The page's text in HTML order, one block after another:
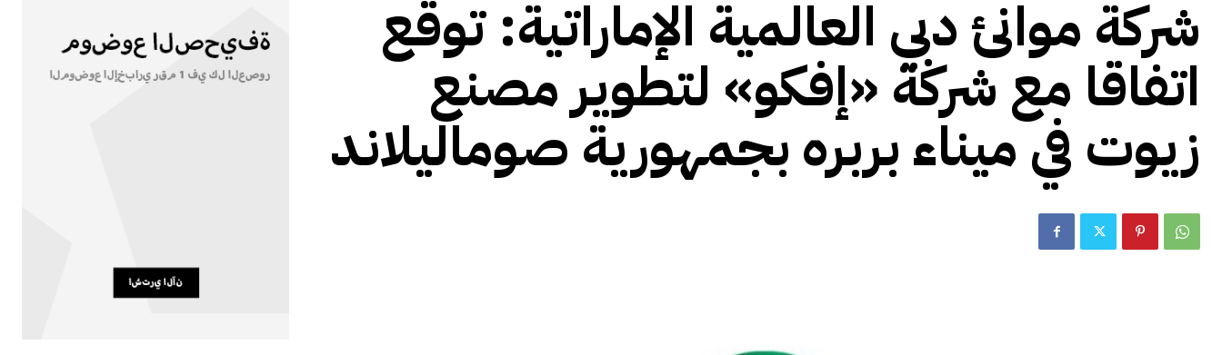
الأفريقي
شركة موانئ دبي العالمية الإماراتية: توقع
اتفاقا مع شركة «إفكو» لتطوير مصنع
زيوت في ميناء بربره بجمهورية صوماليلاند